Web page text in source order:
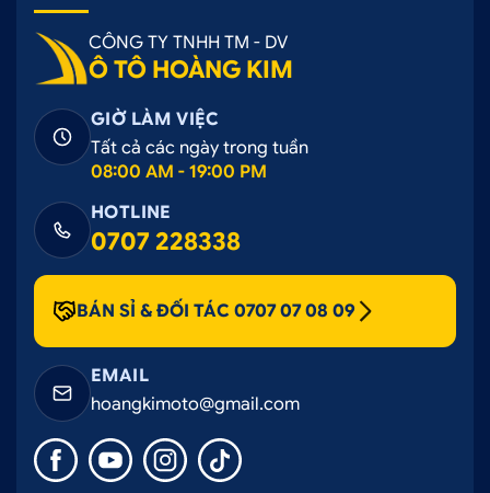
CÔNG TY TNHH TM - DV
Ô TÔ HOÀNG KIM
GIỜ LÀM VIỆC
Tất cả các ngày trong tuần
08:00 AM - 19:00 PM
HOTLINE
0707 228338
BÁN SỈ & ĐỐI TÁC 0707 07 08 09
EMAIL
hoangkimoto@gmail.com